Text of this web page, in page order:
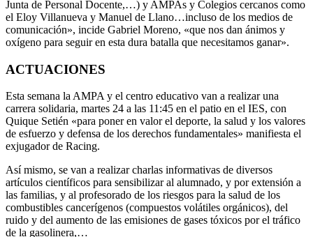
Junta de Personal Docente,…) y AMPAs y Colegios cercanos como
el Eloy Villanueva y Manuel de Llano…incluso de los medios de
comunicación», incide Gabriel Moreno, «que nos dan ánimos y
oxígeno para seguir en esta dura batalla que necesitamos ganar».
ACTUACIONES
Esta semana la AMPA y el centro educativo van a realizar una
carrera solidaria, martes 24 a las 11:45 en el patio en el IES, con
Quique Setién «para poner en valor el deporte, la salud y los valores
de esfuerzo y defensa de los derechos fundamentales» manifiesta el
exjugador de Racing.
Así mismo, se van a realizar charlas informativas de diversos
artículos científicos para sensibilizar al alumnado, y por extensión a
las familias, y al profesorado de los riesgos para la salud de los
combustibles cancerígenos (compuestos volátiles orgánicos), del
ruido y del aumento de las emisiones de gases tóxicos por el tráfico
de la gasolinera,…